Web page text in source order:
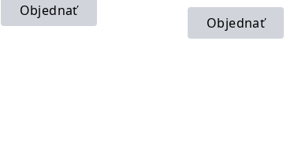
Objednať
Objednať